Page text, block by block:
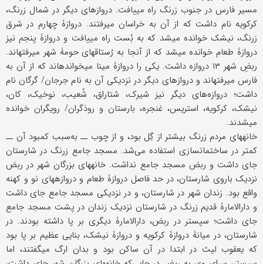
مسیر فارس در جنوب زرنگ راه می‏یافت. دروازه‏ای دیگر در شمال زرنگ،
کرکویه نام داشت که از آن به خراسان می‏رفتند. دروازۀ چهارم در شرق
زرنگ، نیشک خوانده می‏شد که به بُست راه می‏یافت و دروازۀ پنجم نیز
دروازۀ طعام خوانده می‏شد که از آنجا به رُستاقهای حومۀ شهر می‏رفته‏اند.
ربضِ شهر ۱۳ دروازه داشت. یکی را دروازۀ مینا می‏خوانده‏اند که از آن به
فارس می‏رفته‏اند و دروازه‏ای دیگر در نزدیکی آن به نام جرجان/ گرگان نام
داشت؛ دروازه‌های دیگر نیز شیرک، شتاراق، شُعیب، نوخیک، کان،
نیشک، کرکویه، استریس، غنجره، بارستان و روذگران/ روی‏گران خوانده
می‏شدند.
خانه‏های مردم زرنگ بیشتر از گِل بود، و از چوب ــ به‌سبب کمبود آن ــ
کمتر در ساختمان‏سازی استفاده می‌شد. مسجد جامع زرنگ در شارستان
جای داشت و ربض مسجد جامع نداشت. خانه‏های بزرگان شهر در ربض
نزدیک باروی شارستان، در حد فاصل دروازۀ طعام و دروازه‏های نو و کهنه
واقع بود. زندان شهر در شارستان، و در نزدیکی مسجد جامع جای داشت
و دارالامارۀ قدیم زرنگ در شارستان نزدیک زندان در پشت مسجد جامع
جای داشت؛ سپس‏تر در ربض، دارالامارۀ دیگری بر پا داشته بودند. در
شارستان، در میانۀ دروازۀ کرکویه و دروازۀ نیشک، بنایی عظیم بر پا بود
که یعقوب لیث در ابتدا در آن ساکن بود و بدان ارگ می‏گفتند، اما